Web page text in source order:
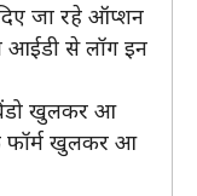
जा रहे ऑप्शन
आईडी से लॉग इन
खुलकर आ
फॉर्म खुलकर आ